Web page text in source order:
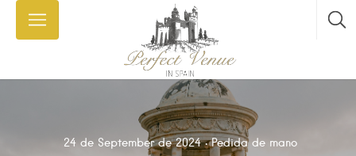
24 de September de 2024 Pedida de mano